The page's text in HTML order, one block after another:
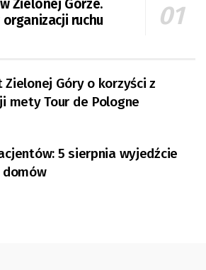
Zielonej Górze.
ruchu
Zielonej Góry o korzyści z
mety Tour de Pologne
5 sierpnia wyjedźcie